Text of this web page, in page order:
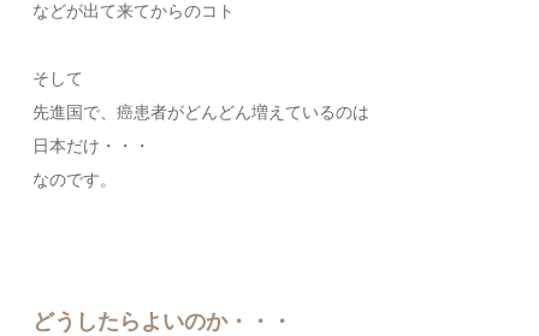
などが出て来てからのコト
そして
先進国で、癌患者がどんどん増えているのは
日本だけ・・・
なのです。
どうしたらよいのか・・・